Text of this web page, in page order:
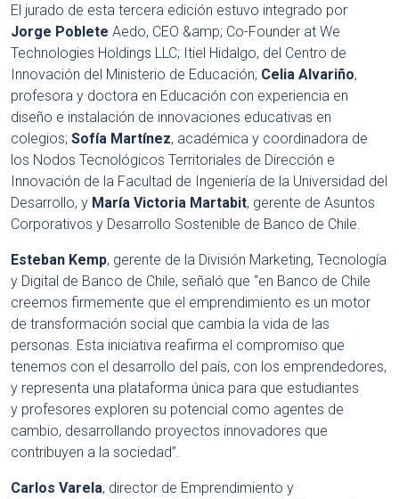
El jurado de esta tercera edición estuvo integrado por
Jorge Poblete Aedo, CEO &amp; Co-Founder at We
Technologies Holdings LLC; Itiel Hidalgo, del Centro de
Innovación del Ministerio de Educación; Celia Alvariño,
profesora y doctora en Educación con experiencia en
diseño e instalación de innovaciones educativas en
colegios; Sofía Martínez, académica y coordinadora de
los Nodos Tecnológicos Territoriales de Dirección e
Innovación de la Facultad de Ingeniería de la Universidad del
Desarrollo, y María Victoria Martabit, gerente de Asuntos
Corporativos y Desarrollo Sostenible de Banco de Chile.
Esteban Kemp, gerente de la División Marketing, Tecnología
y Digital de Banco de Chile, señaló que “en Banco de Chile
creemos firmemente que el emprendimiento es un motor
de transformación social que cambia la vida de las
personas. Esta iniciativa reafirma el compromiso que
tenemos con el desarrollo del país, con los emprendedores,
y representa una plataforma única para que estudiantes
y profesores exploren su potencial como agentes de
cambio, desarrollando proyectos innovadores que
contribuyen a la sociedad”.
Carlos Varela, director de Emprendimiento y